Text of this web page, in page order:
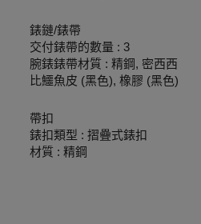
錶鏈/錶帶
交付錶帶的數量 : 3
腕錶錶帶材質 : 精鋼, 密西西
比鱷魚皮 (黑色), 橡膠 (黑色)
帶扣
錶扣類型 : 摺疊式錶扣
材質 : 精鋼